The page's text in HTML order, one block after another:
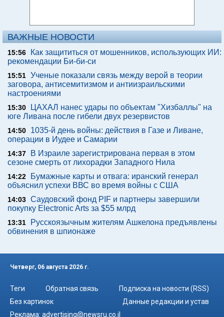
ВАЖНЫЕ НОВОСТИ
15:56
Как защититься от мошенников, использующих ИИ:
рекомендации Би-би-си
15:51 Ученые показали связь между верой в теории
заговора, антисемитизмом и антиизраильскими
настроениями
15:30
ЦАХАЛ нанес удары по объектам "Хизбаллы" на
юге Ливана после гибели двух резервистов
14:50
1035-й день войны: действия в Газе и Ливане,
операции в Иудее и Самарии
14:37
В Израиле зарегистрирована первая в этом
сезоне смерть от лихорадки Западного Нила
14:22
Бумажные карты и отвага: иранский генерал
объяснил успехи ВВС во время войны с США
14:03 Саудовский фонд PIF и партнеры завершили
покупку Electronic Arts за $55 млрд
13:31
Русскоязычным жителям Ашкелона предъявлены
обвинения в шпионаже
Четверг, 06 августа 2026 г.
Теги Обратная связь
Подписка на новости (RSS)
Без картинок
Данные редакции и устав
Реклама: advertising@newsru.co.il